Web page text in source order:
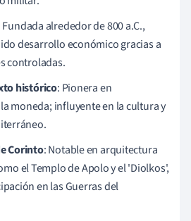
Fundada alrededor de 800 a.C.,
desarrollo económico gracias a
controladas.
histórico: Pionera en
moneda; influyente en la cultura y
Corinto: Notable en arquitectura
el Templo de Apolo y el 'Diolkos',
en las Guerras del